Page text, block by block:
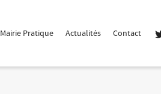
Super
Mairie Pratique Actualités Contact